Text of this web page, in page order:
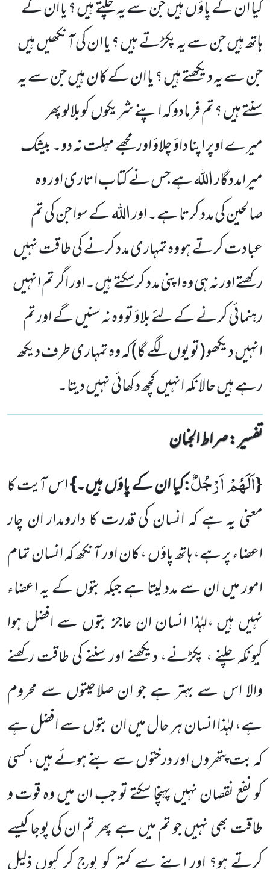
کیا ان کے پاؤں ہیں جن سے یہ چلتے ہیں ؟ یا ان کے
ہاتھ ہیں جن سے یہ پکڑتے ہیں ؟ یا ان کی آنکھیں ہیں
جن سے یہ دیکھتے ہیں ؟ یا ان کے کان ہیں جن سے یہ
سنتے ہیں ؟ تم فرمادو کہ اپنے شریکوں کوبلالو پھر
میرے اوپر اپنا داؤ چلاؤ اور مجھے مہلت نہ دو۔ بیشک
میرامددگار اللہ ہے جس نے کتاب ا تاری اور وہ
صالحین کی مدد کرتا ہے۔ اور اللہ کے سوا جن کی تم
عبادت کرتے ہو وہ تمہاری مدد کرنے کی طاقت نہیں
رکھتے اور نہ ہی وہ اپنی مدد کرسکتے ہیں۔ اور اگر تم انہیں
رہنمائی کرنے کے لئے بلاؤ تو وہ نہ سنیں گے اور تم
انہیں دیکھو (تو یوں لگے گا) کہ وہ تمہاری طرف دیکھ
رہے ہیں حالانکہ انہیں کچھ دکھائی نہیں دیتا۔
تفسیر : ‎صراط الجنان
{اَلَهُمْ اَرْجُلٌ:کیا ان کے پاؤں ہیں۔}اس آیت کا
معنی یہ ہے کہ انسان کی قدرت کا دارومدار ان چار
اعضاء پر ہے، ہاتھ پاؤں ، کان اور آنکھ کہ انسان تمام
امور میں ان سے مدد لیتا ہے جبکہ بتوں کے یہ اعضاء
نہیں ہیں ،لہٰذا انسان ان عاجز بتوں سے افضل ہوا
کیونکہ چلنے ، پکڑنے، دیکھنے اور سننے کی طاقت رکھنے
والا اس سے بہتر ہے جو ان صلاحیتوں سے محروم
ہے، لہٰذا انسان ہر حال میں ان بتوں سے افضل ہے
کہ بت پتھروں اور درختوں سے بنے ہوئے ہیں ، کسی
کو نفع نقصان نہیں پہنچا سکتے تو جب ان میں وہ قوت و
طاقت بھی نہیں جو تم میں ہے پھر تم ان کی پوجا کیسے